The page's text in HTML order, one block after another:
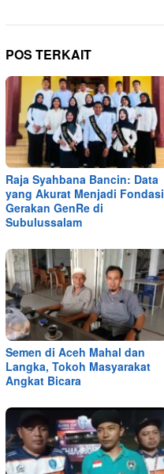
POS TERKAIT
Raja Syahbana Bancin: Data
yang Akurat Menjadi Fondasi
Gerakan GenRe di
Subulussalam
Semen di Aceh Mahal dan
Langka, Tokoh Masyarakat
Angkat Bicara